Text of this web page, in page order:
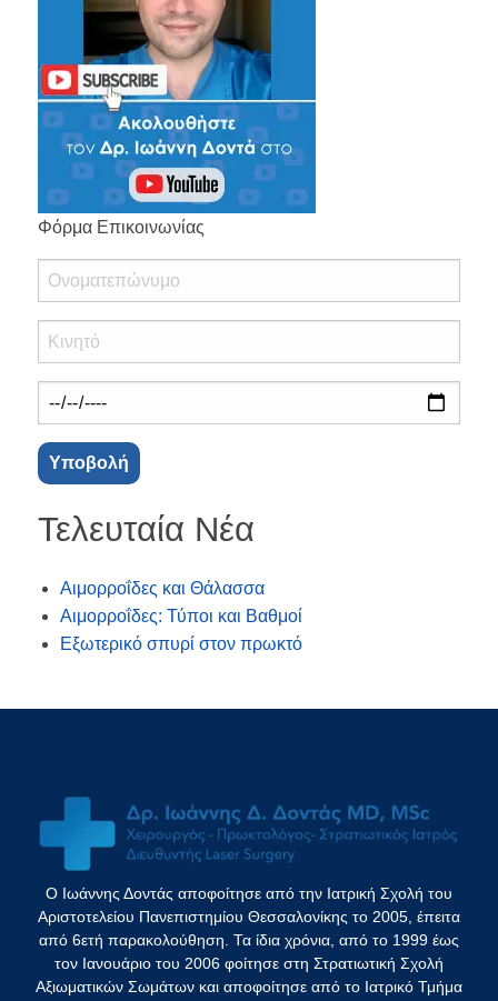
Φόρμα Επικοινωνίας
Τελευταία Νέα
Αιμορροΐδες και Θάλασσα
Αιμορροΐδες: Τύποι και Βαθμοί
Εξωτερικό σπυρί στον πρωκτό
Ο Ιωάννης Δοντάς αποφοίτησε από την Ιατρική Σχολή του
Αριστοτελείου Πανεπιστημίου Θεσσαλονίκης το 2005, έπειτα
από 6ετή παρακολούθηση. Τα ίδια χρόνια, από το 1999 έως
τον Ιανουάριο του 2006 φοίτησε στη Στρατιωτική Σχολή
Αξιωματικών Σωμάτων και αποφοίτησε από το Ιατρικό Τμήμα